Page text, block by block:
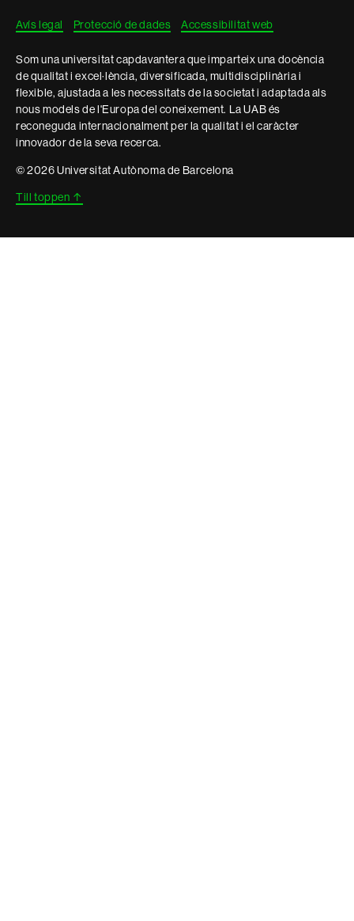
Avís legal Protecció de dades Accessibilitat web
Som una universitat capdavantera que imparteix una docència
de qualitat i excel·lència, diversificada, multidisciplinària i
flexible, ajustada a les necessitats de la societat i adaptada als
nous models de l'Europa del coneixement. La UAB és
reconeguda internacionalment per la qualitat i el caràcter
innovador de la seva recerca.
© 2026 Universitat Autònoma de Barcelona
Till toppen ↑